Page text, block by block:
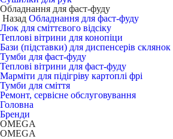
Обладнання для фаст-фуду
Назад Обладнання для фаст-фуду
Люк для сміттєвого відсіку
Теплові вітрини для конопіци
Бази (підставки) для диспенсерів склянок
Тумби для фаст-фуду
Теплові вітрини для фаст-фуду
Марміти для підігріву картоплі фрі
Тумби для сміття
Ремонт, сервісне обслуговування
Головна
Бренди
OMEGA
OMEGA